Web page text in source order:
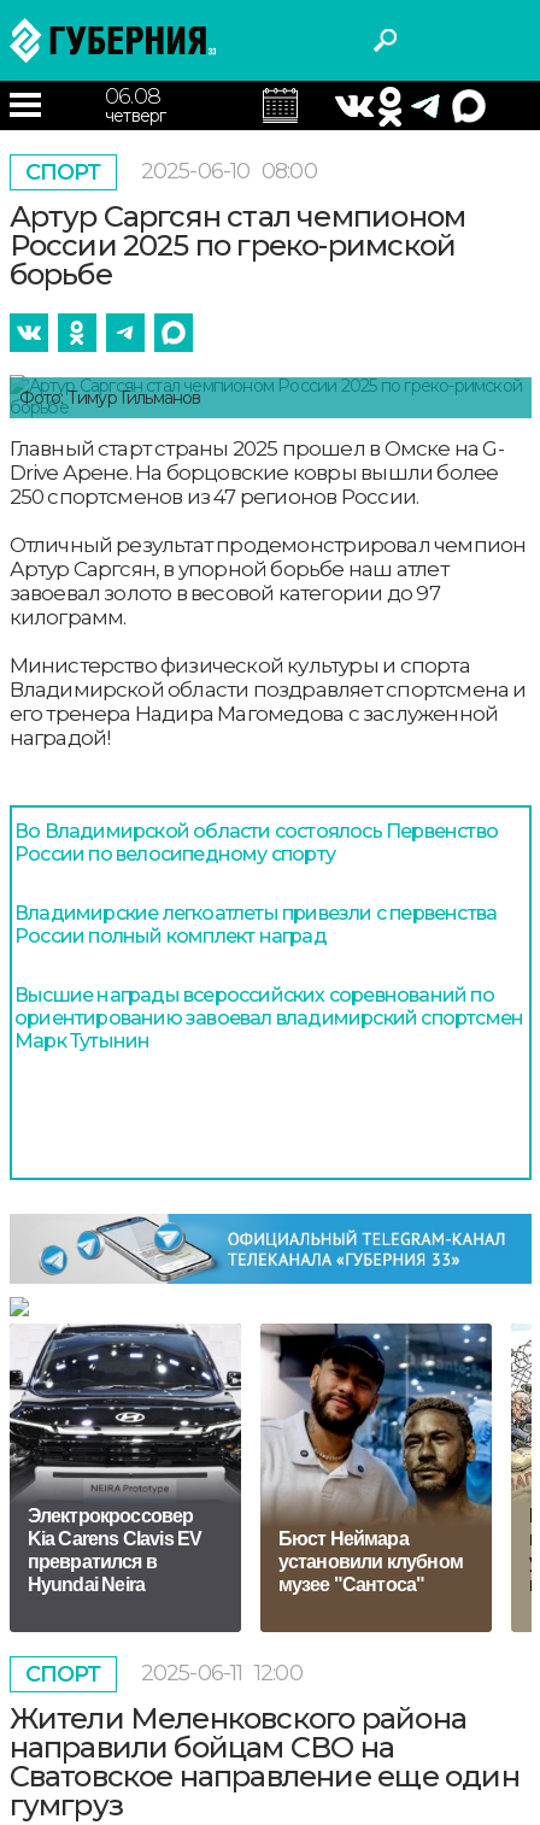
06.08
четверг
СПОРТ 2025-06-10 08:00
Артур Саргсян стал чемпионом
России 2025 по греко-римской
борьбе
Фото: Тимур Гильманов
Главный старт страны 2025 прошел в Омске на G-
Drive Арене. На борцовские ковры вышли более
250 спортсменов из 47 регионов России.
Отличный результат продемонстрировал чемпион
Артур Саргсян, в упорной борьбе наш атлет
завоевал золото в весовой категории до 97
килограмм.
Министерство физической культуры и спорта
Владимирской области поздравляет спортсмена и
его тренера Надира Магомедова с заслуженной
наградой!
Во Владимирской области состоялось Первенство
России по велосипедному спорту
Владимирские легкоатлеты привезли с первенства
России полный комплект наград
Высшие награды всероссийских соревнований по
ориентированию завоевал владимирский спортсмен
Марк Тутынин
Электрокроссовер
Kia Carens Clavis EV
превратился в
Hyundai Neira
Бюст Неймара
установили клубном
музее "Сантоса"
СПОРТ 2025-06-11 12:00
Жители Меленковского района
направили бойцам СВО на
Сватовское направление еще один
гумгруз